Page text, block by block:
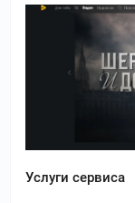
Услуги сервиса